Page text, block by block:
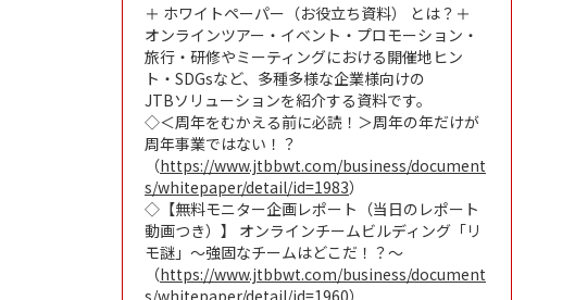
＋ ホワイトペーパー（お役立ち資料） とは？＋
オンラインツアー・イベント・プロモーション・
旅行・研修やミーティングにおける開催地ヒン
ト・SDGsなど、多種多様な企業様向けの
JTBソリューションを紹介する資料です。
◇＜周年をむかえる前に必読！＞周年の年だけが
周年事業ではない！？
（https://www.jtbbwt.com/business/document
s/whitepaper/detail/id=1983）
◇【無料モニター企画レポート（当日のレポート
動画つき）】 オンラインチームビルディング「リ
モ謎」～強固なチームはどこだ！？～
（https://www.jtbbwt.com/business/document
s/whitepaper/detail/id=1960）